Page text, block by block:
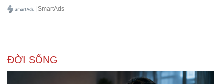
| SmartAds
ĐỜI SỐNG